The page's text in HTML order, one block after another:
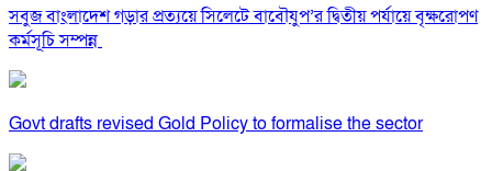
সবুজ বাংলাদেশ গড়ার প্রত্যয়ে সিলেটে বাবৌযুপ’র দ্বিতীয় পর্যায়ে বৃক্ষরোপণ
কর্মসূচি সম্পন্ন
Govt drafts revised Gold Policy to formalise the sector